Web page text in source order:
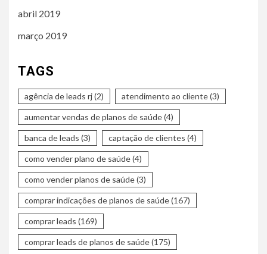
abril 2019
março 2019
TAGS
agência de leads rj(2) atendimento ao cliente(3)
aumentar vendas de planos de saúde(4)
banca de leads (3) captação de clientes (4)
como vender plano de saúde(4)
como vender planos de saúde(3)
comprar indicações de planos de saúde(167)
comprar leads (169)
comprar leads de planos de saúde(175)